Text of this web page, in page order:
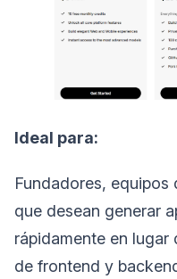
Ideal para:
Fundadores,
que desean generar
rápidamente en lugar
de frontend y